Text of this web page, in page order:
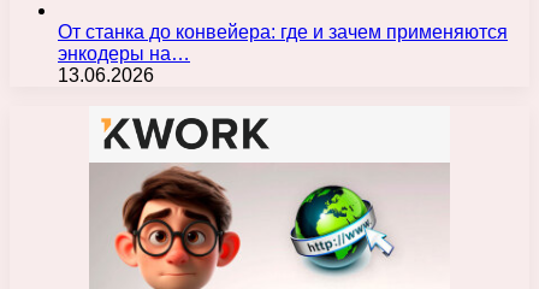
От станка до конвейера: где и зачем применяются
энкодеры на…
13.06.2026